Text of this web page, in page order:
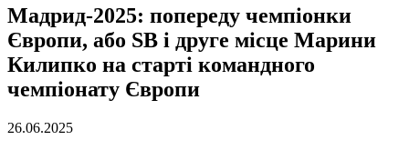
Мадрид-2025: попереду чемпіонки
Європи, або SB і друге місце Марини
Килипко на старті командного
чемпіонату Європи
26.06.2025